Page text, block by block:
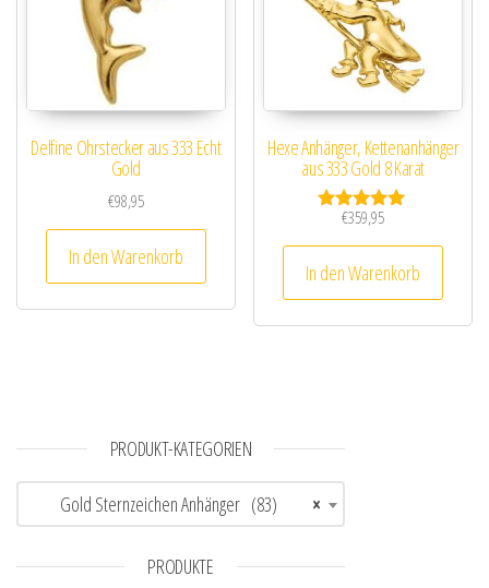
Delfine Ohrstecker aus 333 Echt
Gold
€98,95
In den Warenkorb
Hexe Anhänger, Kettenanhänger
aus 333 Gold 8 Karat
Bewertet mit
€359,95
In den Warenkorb
PRODUKT-KATEGORIEN
×
Gold Sternzeichen Anhänger (83)
PRODUKTE